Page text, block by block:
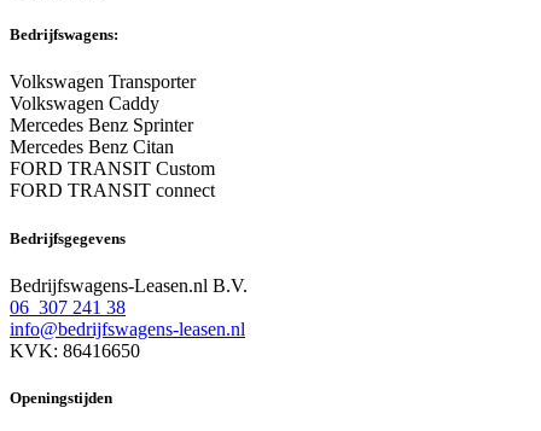
Bedrijfswagens:
Volkswagen Transporter
Volkswagen Caddy
Mercedes Benz Sprinter
Mercedes Benz Citan
FORD TRANSIT Custom
FORD TRANSIT connect
Bedrijfsgegevens
Bedrijfswagens-Leasen.nl B.V.
06 307 241 38
info@bedrijfswagens-leasen.nl
KVK: 86416650
Openingstijden